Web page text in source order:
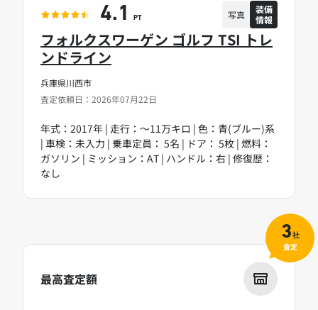
兵庫県川西市
査定依頼日：2026年07月22日
フォルクスワーゲン ゴルフ TSI トレ
ンドライン
年式：2017年 | 走行：～11万キロ | 色：青(ブルー)系
| 車検：未入力 | 乗車定員： 5名 | ドア： 5枚 | 燃料：
ガソリン | ミッション：AT | ハンドル：右 | 修復歴：
なし
4.1 PT 写真
装備
情報
最高査定額
3社
査定